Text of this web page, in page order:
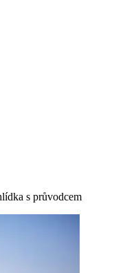
s průvodcem